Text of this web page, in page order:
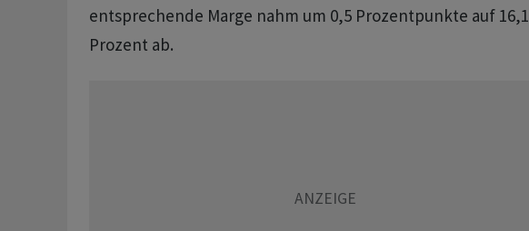
entsprechende Marge nahm um 0,5 Prozentpunkte auf 16,1
Prozent ab.